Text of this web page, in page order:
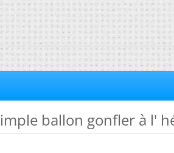
ballon gonfler à l'